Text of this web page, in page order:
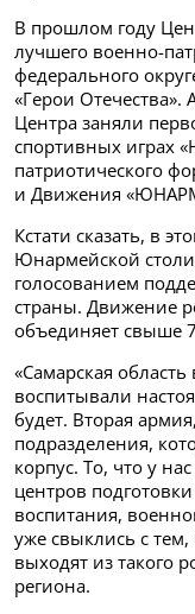
В прошлом году
лучшего военно-
федерального
«Герои Отечества».
Центра заняли
спортивных играх
патриотического
и Движения
Кстати сказать, в
Юнармейской
голосованием
страны. Движение
объединяет свыше
«Самарская
воспитывали
будет. Вторая
подразделения,
корпус. То, что у
центров
воспитания,
уже свыклись с
выходят из такого
региона.